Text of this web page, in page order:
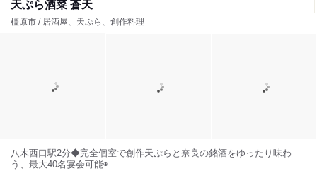
天ぷら酒菜 蒼天
橿原市 / 居酒屋、天ぷら、創作料理
八木西口駅2分◆完全個室で創作天ぷらと奈良の銘酒をゆったり味わ
う、最大40名宴会可能◉